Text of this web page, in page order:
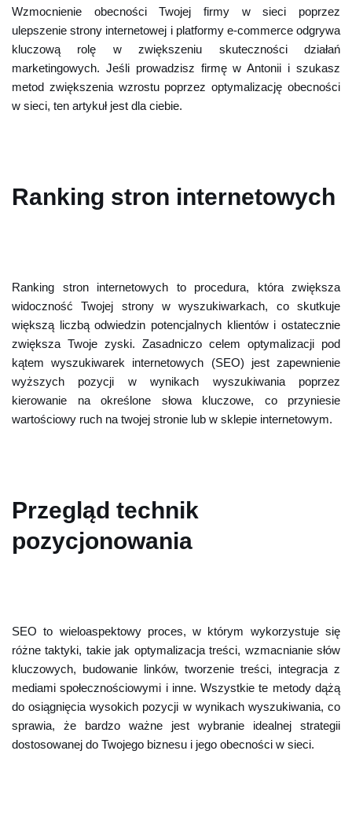
Wzmocnienie obecności Twojej firmy w sieci poprzez
ulepszenie strony internetowej i platformy e-commerce odgrywa
kluczową rolę w zwiększeniu skuteczności działań
marketingowych. Jeśli prowadzisz firmę w Antonii i szukasz
metod zwiększenia wzrostu poprzez optymalizację obecności
w sieci, ten artykuł jest dla ciebie.
Ranking stron internetowych
Ranking stron internetowych to procedura, która zwiększa
widoczność Twojej strony w wyszukiwarkach, co skutkuje
większą liczbą odwiedzin potencjalnych klientów i ostatecznie
zwiększa Twoje zyski. Zasadniczo celem optymalizacji pod
kątem wyszukiwarek internetowych (SEO) jest zapewnienie
wyższych pozycji w wynikach wyszukiwania poprzez
kierowanie na określone słowa kluczowe, co przyniesie
wartościowy ruch na twojej stronie lub w sklepie internetowym.
Przegląd technik
pozycjonowania
SEO to wieloaspektowy proces, w którym wykorzystuje się
różne taktyki, takie jak optymalizacja treści, wzmacnianie słów
kluczowych, budowanie linków, tworzenie treści, integracja z
mediami społecznościowymi i inne. Wszystkie te metody dążą
do osiągnięcia wysokich pozycji w wynikach wyszukiwania, co
sprawia, że bardzo ważne jest wybranie idealnej strategii
dostosowanej do Twojego biznesu i jego obecności w sieci.